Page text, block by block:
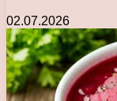
02.07.2026